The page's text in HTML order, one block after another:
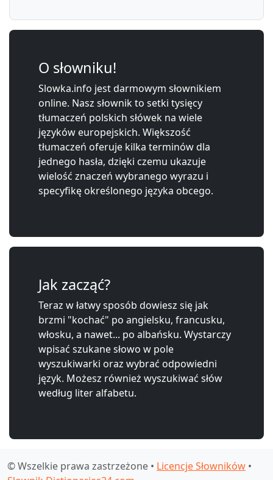
O słowniku!
Slowka.info jest darmowym słownikiem
online. Nasz słownik to setki tysięcy
tłumaczeń polskich słówek na wiele
języków europejskich. Większość
tłumaczeń oferuje kilka terminów dla
jednego hasła, dzięki czemu ukazuje
wielość znaczeń wybranego wyrazu i
specyfikę określonego języka obcego.
Jak zacząć?
Teraz w łatwy sposób dowiesz się jak
brzmi "kochać" po angielsku, francusku,
włosku, a nawet... po albańsku. Wystarczy
wpisać szukane słowo w pole
wyszukiwarki oraz wybrać odpowiedni
język. Możesz również wyszukiwać słów
według liter alfabetu.
© Wszelkie prawa zastrzeżone • Licencje Słowników •